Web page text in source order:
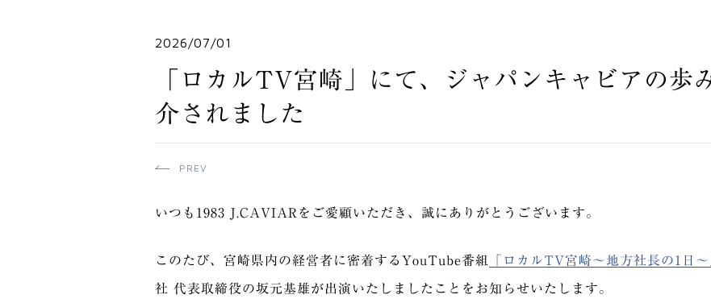
2026/07/01
「ロカルTV宮崎」にて、ジャパンキャビアの歩
介されました
PREV
いつも1983 J.CAVIARをご愛顧いただき、誠にありがとうございます。
このたび、宮崎県内の経営者に密着するYouTube番組 「ロカルTV宮崎～地方社長の1日～
社 代表取締役の坂元基雄が出演いたしましたことをお知らせいたします。